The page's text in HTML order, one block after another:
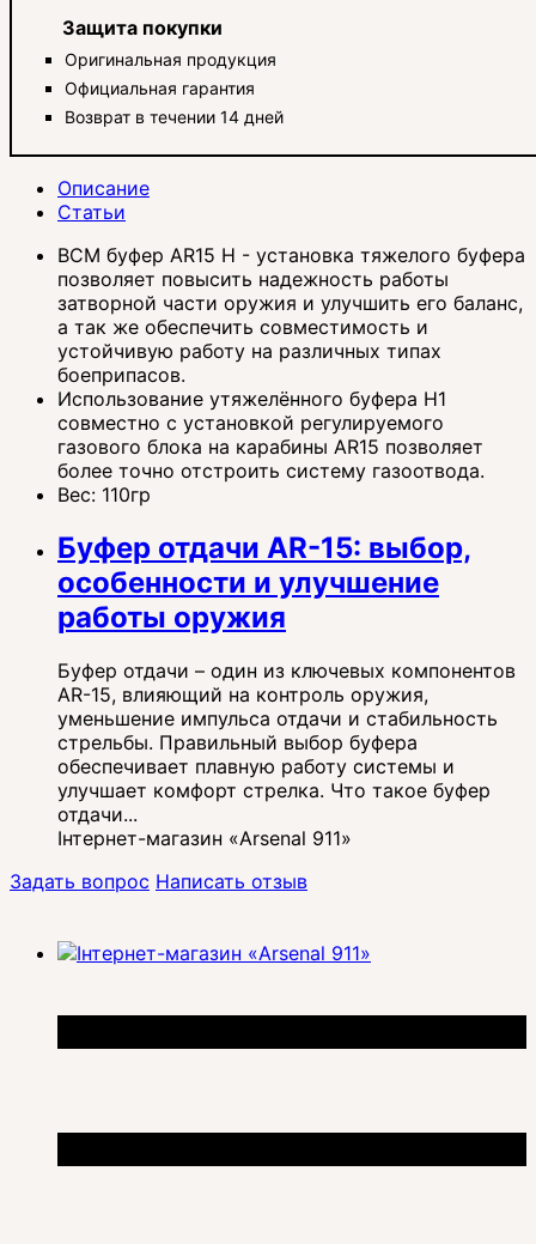
Защита покупки
Оригинальная продукция
Официальная гарантия
Возврат в течении 14 дней
Описание
Статьи
BCM буфер AR15 H - установка тяжелого буфера
позволяет повысить надежность работы
затворной части оружия и улучшить его баланс,
а так же обеспечить совместимость и
устойчивую работу на различных типах
боеприпасов.
Использование утяжелённого буфера H1
совместно с установкой регулируемого
газового блока на карабины AR15 позволяет
более точно отстроить систему газоотвода.
Вес: 110гр
Буфер отдачи AR-15: выбор,
особенности и улучшение
работы оружия
Буфер отдачи – один из ключевых компонентов
AR-15, влияющий на контроль оружия,
уменьшение импульса отдачи и стабильность
стрельбы. Правильный выбор буфера
обеспечивает плавную работу системы и
улучшает комфорт стрелка. Что такое буфер
отдачи...
Інтернет-магазин «Arsenal 911»
Задать вопрос Написать отзыв